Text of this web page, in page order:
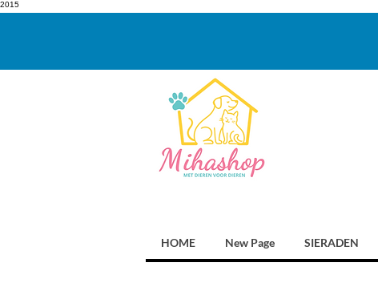
2015
HOME New Page SIERADEN